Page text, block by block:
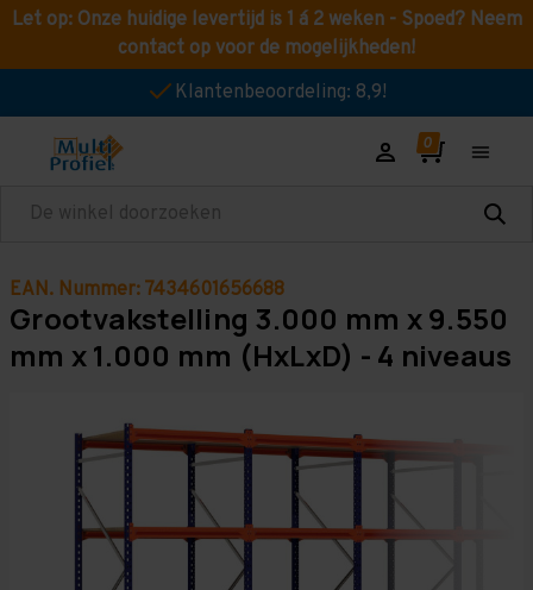
Let op: Onze huidige levertijd is 1 á 2 weken - Spoed? Neem
contact op voor de mogelijkheden!
Klantenbeoordeling: 8,9!
Zoeken
EAN. Nummer: 7434601656688
Grootvakstelling 3.000 mm x 9.550
mm x 1.000 mm (HxLxD) - 4 niveaus